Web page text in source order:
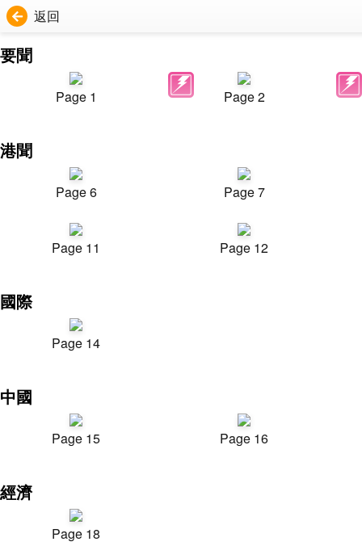
返回
要聞
Page 1 Page 2
港聞
Page 6 Page 7
Page 11 Page 12
國際
Page 14
中國
Page 15 Page 16
經濟
Page 18